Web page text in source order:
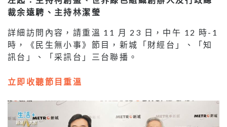
裁余遠騁、主持林潔瑩
詳細訪問內容，請重溫 11 月 23 日，中午 12 時-1
時，《民生無小事》節目，新城「財經台」、「知
訊台」、「采訊台」三台聯播。
立即收聽節目重溫